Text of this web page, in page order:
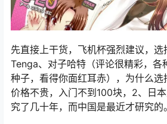
先直接上干货，飞机杯强烈建议，
Tenga、对子哈特（评论很精彩，各
种子，看得你面红耳赤），为什么选
价格不贵，入门不到100块，2、日
究了几十年，而中国是最近才研究的。